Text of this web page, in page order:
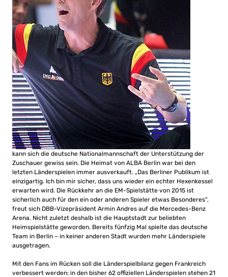
kann sich die deutsche Nationalmannschaft der Unterstützung der
Zuschauer gewiss sein. Die Heimat von ALBA Berlin war bei den
letzten Länderspielen immer ausverkauft. „Das Berliner Publikum ist
einzigartig. Ich bin mir sicher, dass uns wieder ein echter Hexenkessel
erwarten wird. Die Rückkehr an die EM-Spielstätte von 2015 ist
sicherlich auch für den ein oder anderen Spieler etwas Besonderes“,
freut sich DBB-Vizepräsident Armin Andres auf die Mercedes-Benz
Arena. Nicht zuletzt deshalb ist die Hauptstadt zur beliebten
Heimspielstätte geworden. Bereits fünfzig Mal spielte das deutsche
Team in Berlin – in keiner anderen Stadt wurden mehr Länderspiele
ausgetragen.
Mit den Fans im Rücken soll die Länderspielbilanz gegen Frankreich
verbessert werden: in den bisher 62 offiziellen Länderspielen stehen 21